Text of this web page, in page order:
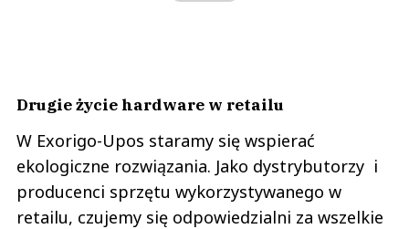
Drugie życie hardware w retailu
W Exorigo-Upos staramy się wspierać
ekologiczne rozwiązania. Jako dystrybutorzy i
producenci sprzętu wykorzystywanego w
retailu, czujemy się odpowiedzialni za wszelkie